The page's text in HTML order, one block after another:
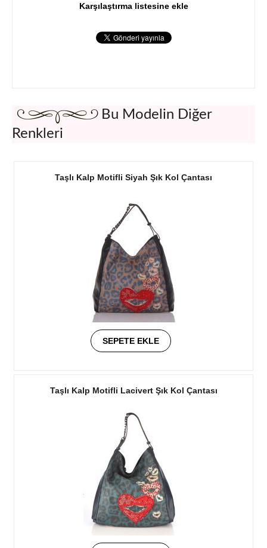
Karşılaştırma listesine ekle
Bu Modelin Diğer
Renkleri
Taşlı Kalp Motifli Siyah Şık Kol Çantası
SEPETE EKLE
Taşlı Kalp Motifli Lacivert Şık Kol Çantası